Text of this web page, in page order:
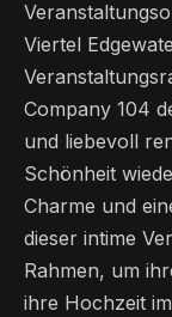
Viertel
Company 104
und liebevoll
Schönheit
Charme und
dieser intime
Rahmen, um
ihre Hochzeit